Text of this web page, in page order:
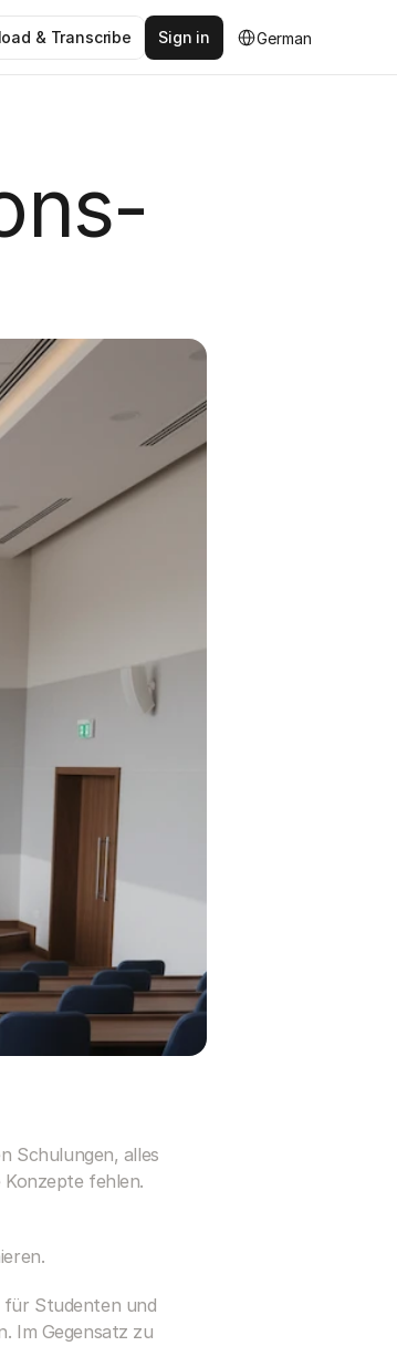
& Transcribe Sign in
Select Language
German
Schulungen, alles
fehlen.
für Studenten und
Im Gegensatz zu